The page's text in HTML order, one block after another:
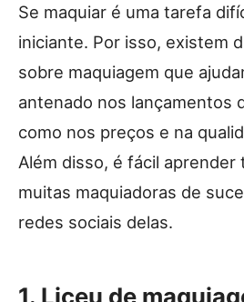
Se maquiar é uma tarefa
iniciante. Por isso, existem
sobre maquiagem que
antenado nos lançamentos
como nos preços e na
Além disso, é fácil aprender
muitas maquiadoras de
redes sociais delas.
1. Liceu de